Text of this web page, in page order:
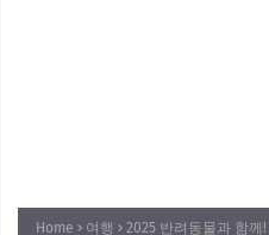
Home 여행 2025 반려동물과 함께